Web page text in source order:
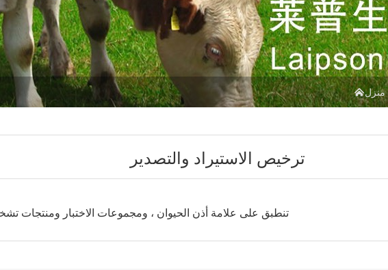
منزل
ترخيص الاستيراد والتصدير
تنطبق على علامة أذن الحيوان ، ومجموعات الاختبار ومنتجات